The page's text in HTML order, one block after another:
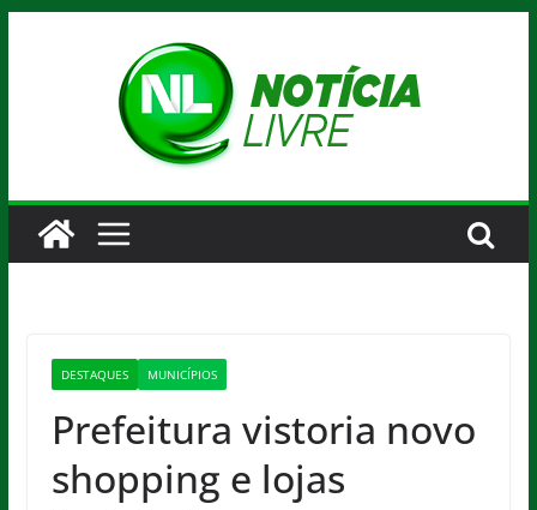
DESTAQUES MUNICÍPIOS
Prefeitura vistoria novo
shopping e lojas